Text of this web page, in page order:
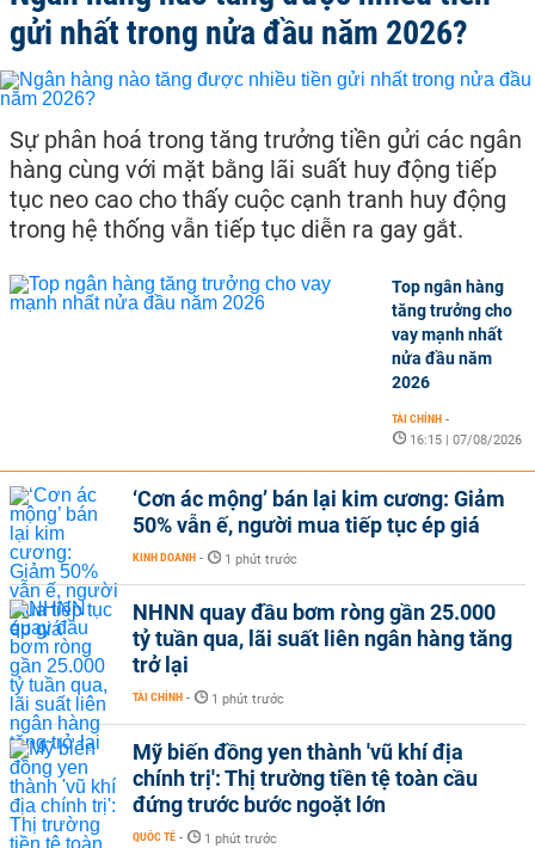
gửi nhất trong nửa đầu năm 2026?
Sự phân hoá trong tăng trưởng tiền gửi các ngân
hàng cùng với mặt bằng lãi suất huy động tiếp
tục neo cao cho thấy cuộc cạnh tranh huy động
trong hệ thống vẫn tiếp tục diễn ra gay gắt.
Top ngân hàng
tăng trưởng cho
vay mạnh nhất
nửa đầu năm
2026
TÀI CHÍNH -
16:15 | 07/08/2026
‘Cơn ác mộng’ bán lại kim cương: Giảm
50% vẫn ế, người mua tiếp tục ép giá
KINH DOANH - 1 phút trước
NHNN quay đầu bơm ròng gần 25.000
tỷ tuần qua, lãi suất liên ngân hàng tăng
trở lại
TÀI CHÍNH - 1 phút trước
Mỹ biến đồng yen thành 'vũ khí địa
chính trị': Thị trường tiền tệ toàn cầu
đứng trước bước ngoặt lớn
QUỐC TẾ - 1 phút trước